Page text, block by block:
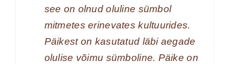
see on olnud oluline sümbol
mitmetes erinevates kultuurides.
Päikest on kasutatud läbi aegade
olulise võimu sümboline. Päike on